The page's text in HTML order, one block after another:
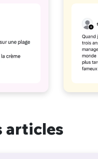
articles